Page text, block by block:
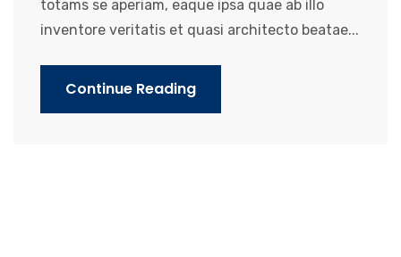
totams se aperiam, eaque ipsa quae ab illo
inventore veritatis et quasi architecto beatae...
Continue Reading